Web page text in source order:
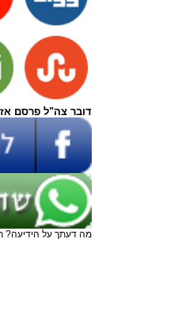
דובר צה"ל פרסם
מה דעתך על הידיעה?